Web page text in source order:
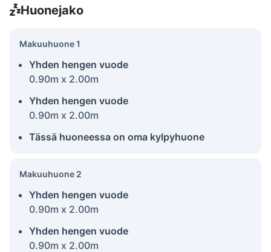
Huonejako
Makuuhuone 1
Yhden hengen vuode
0.90m x 2.00m
Yhden hengen vuode
0.90m x 2.00m
Tässä huoneessa on oma kylpyhuone
Makuuhuone 2
Yhden hengen vuode
0.90m x 2.00m
Yhden hengen vuode
0.90m x 2.00m